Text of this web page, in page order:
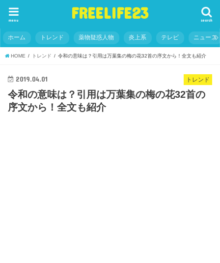
FREELIFE23 search
menu
ホーム トレンド 薬物疑惑人物 炎上系 テレビ ニュース
HOME トレンド 令和の意味は？引用は万葉集の梅の花32首の序文から！全文も紹介
トレンド
2019.04.01
令和の意味は？引用は万葉集の梅の花32首の
序文から！全文も紹介